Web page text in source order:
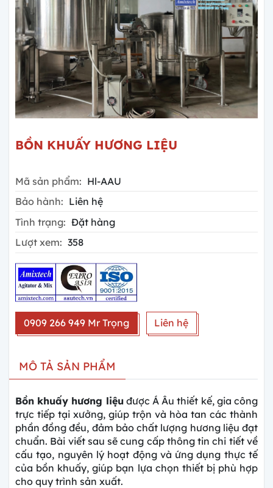
BỒN KHUẤY HƯƠNG LIỆU
Mã sản phẩm: Hl-AAU
Bảo hành: Liên hệ
Tình trạng: Đặt hàng
Lượt xem: 358
0909 266 949 Mr Trọng Liên hệ
MÔ TẢ SẢN PHẨM
Bồn khuấy hương liệuđược Á Âu thiết kế, gia công
trực tiếp tại xưởng, giúp trộn và hòa tan các thành
phần đồng đều, đảm bảo chất lượng hương liệu đạt
chuẩn. Bài viết sau sẽ cung cấp thông tin chi tiết về
cấu tạo, nguyên lý hoạt động và ứng dụng thực tế
của bồn khuấy, giúp bạn lựa chọn thiết bị phù hợp
cho quy trình sản xuất.